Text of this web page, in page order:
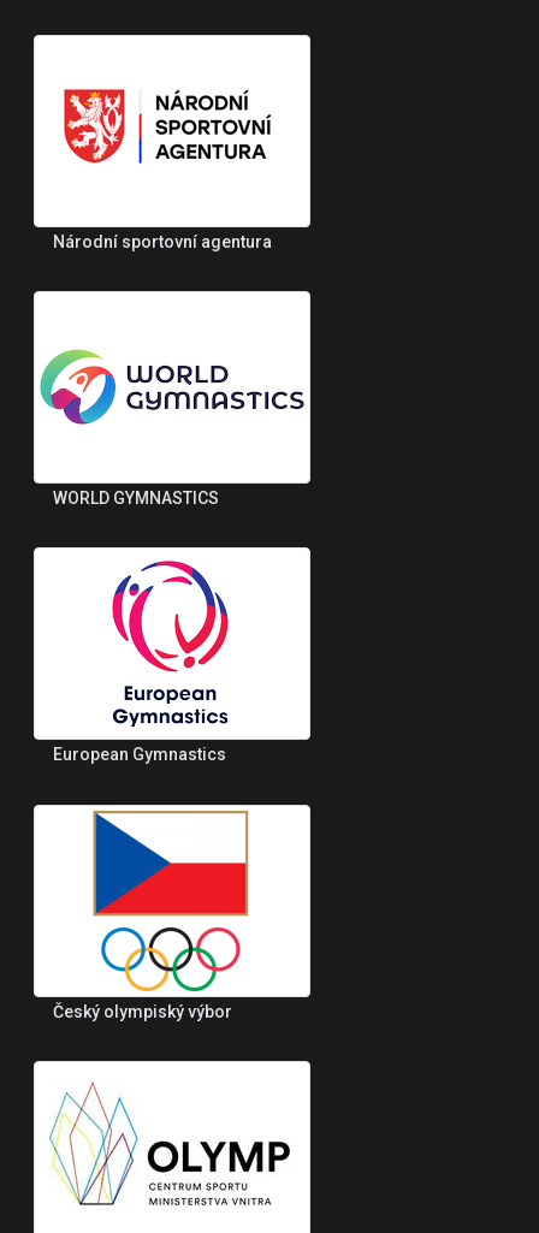
Národní sportovní agentura
WORLD GYMNASTICS
European Gymnastics
Český olympiský výbor